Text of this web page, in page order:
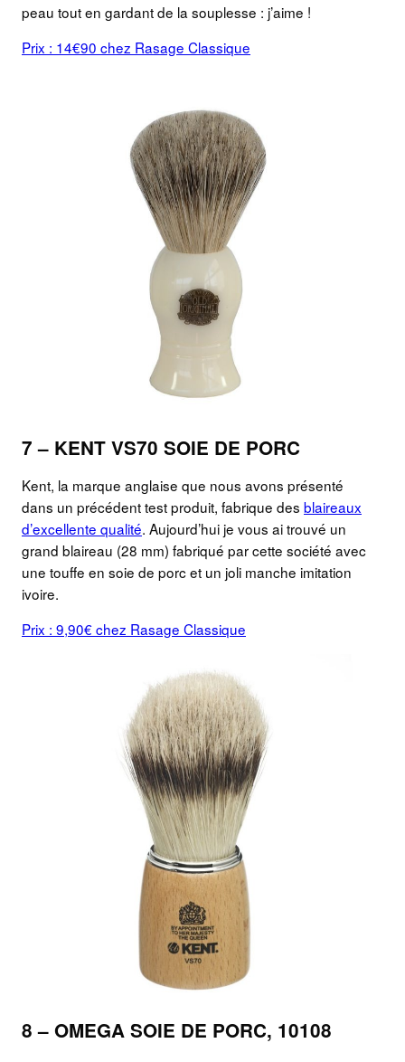
peau tout en gardant de la souplesse : j’aime !
Prix : 14€90 chez Rasage Classique
7 – KENT VS70 SOIE DE PORC
Kent, la marque anglaise que nous avons présenté
dans un précédent test produit, fabrique des blaireaux
d’excellente qualité. Aujourd’hui je vous ai trouvé un
grand blaireau (28 mm) fabriqué par cette société avec
une touffe en soie de porc et un joli manche imitation
ivoire.
Prix : 9,90€ chez Rasage Classique
8 – OMEGA SOIE DE PORC, 10108